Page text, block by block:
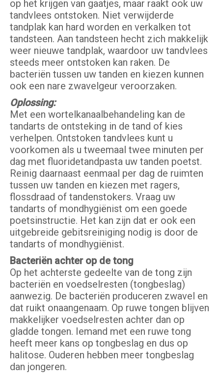
op het krijgen van gaatjes, maar raakt ook uw
tandvlees ontstoken. Niet verwijderde
tandplak kan hard worden en verkalken tot
tandsteen. Aan tandsteen hecht zich makkelijk
weer nieuwe tandplak, waardoor uw tandvlees
steeds meer ontstoken kan raken. De
bacteriën tussen uw tanden en kiezen kunnen
ook een nare zwavelgeur veroorzaken.
Oplossing:
Met een wortelkanaalbehandeling kan de
tandarts de ontsteking in de tand of kies
verhelpen. Ontstoken tandvlees kunt u
voorkomen als u tweemaal twee minuten per
dag met fluoridetandpasta uw tanden poetst.
Reinig daarnaast eenmaal per dag de ruimten
tussen uw tanden en kiezen met ragers,
flossdraad of tandenstokers. Vraag uw
tandarts of mondhygiënist om een goede
poetsinstructie. Het kan zijn dat er ook een
uitgebreide gebitsreiniging nodig is door de
tandarts of mondhygiënist.
Bacteriën achter op de tong
Op het achterste gedeelte van de tong zijn
bacteriën en voedselresten (tongbeslag)
aanwezig. De bacteriën produceren zwavel en
dat ruikt onaangenaam. Op ruwe tongen blijven
makkelijker voedselresten achter dan op
gladde tongen. Iemand met een ruwe tong
heeft meer kans op tongbeslag en dus op
halitose. Ouderen hebben meer tongbeslag
dan jongeren.